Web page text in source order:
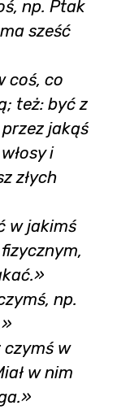
np. Ptak
sześć
coś, co
też: być z
jakąś
i
złych
w jakimś
np.
czymś w
w nim